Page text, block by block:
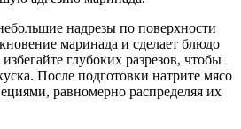
надрезы по поверхности
маринада и сделает блюдо
глубоких разрезов, чтобы
После подготовки натрите мясо
равномерно распределяя их